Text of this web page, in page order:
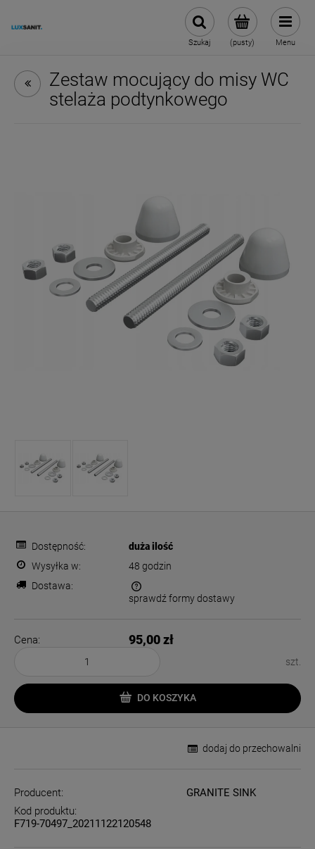
(pusty)
Szukaj Menu
Zestaw mocujący do misy WC
stelaża podtynkowego
Dostępność:
duża ilość
Wysyłka w:
48 godzin
Dostawa:
Cena nie zawiera ewentualnych kosztów płatności
sprawdź formy dostawy
Cena: 95,00 zł
szt.
DO KOSZYKA
dodaj do przechowalni
Producent:
GRANITE SINK
Kod produktu:
F719-70497_20211122120548